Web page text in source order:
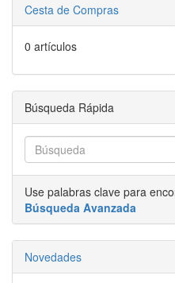
Cesta de Compras
0 artículos
Búsqueda Rápida
Use palabras clave para
Búsqueda Avanzada
Novedades